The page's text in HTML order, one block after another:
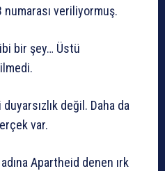
numarası veriliyormuş.
bir şey… Üstü
değil. Daha da
var.
Apartheid denen ırk